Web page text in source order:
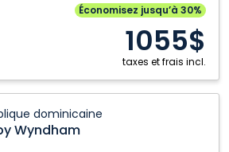
Économisez jusqu’à 30%
1055$
taxes et frais incl.
dominicaine
Wyndham